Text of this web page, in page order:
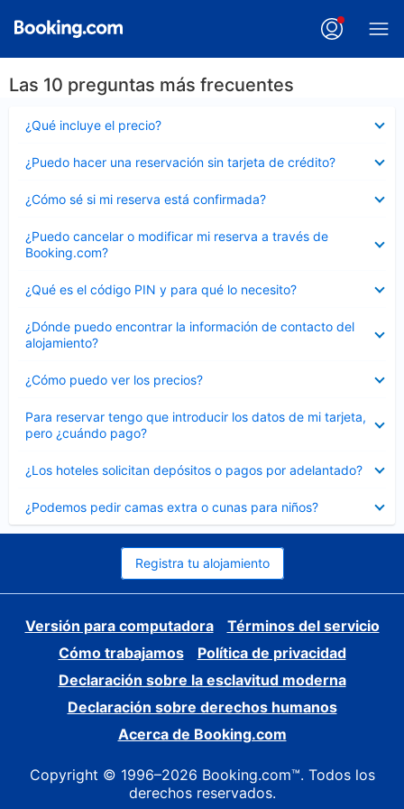
Las 10 preguntas más frecuentes
¿Qué incluye el precio?
cerrado
¿Puedo hacer una reservación sin tarjeta de crédito?
cerrado
¿Cómo sé si mi reserva está confirmada?
cerrado
¿Puedo cancelar o modificar mi reserva a través de
Booking.com?
cerrado
¿Qué es el código PIN y para qué lo necesito?
cerrado
¿Dónde puedo encontrar la información de contacto del
alojamiento?
cerrado
¿Cómo puedo ver los precios?
cerrado
Para reservar tengo que introducir los datos de mi tarjeta,
pero ¿cuándo pago?
cerrado
¿Los hoteles solicitan depósitos o pagos por adelantado?
cerrado
¿Podemos pedir camas extra o cunas para niños?
cerrado
Registra tu alojamiento
Versión para computadora
Términos del servicio
Cómo trabajamos
Política de privacidad
Declaración sobre la esclavitud moderna
Declaración sobre derechos humanos
Acerca de Booking.com
Copyright © 1996–2026 Booking.com™. Todos los
derechos reservados.